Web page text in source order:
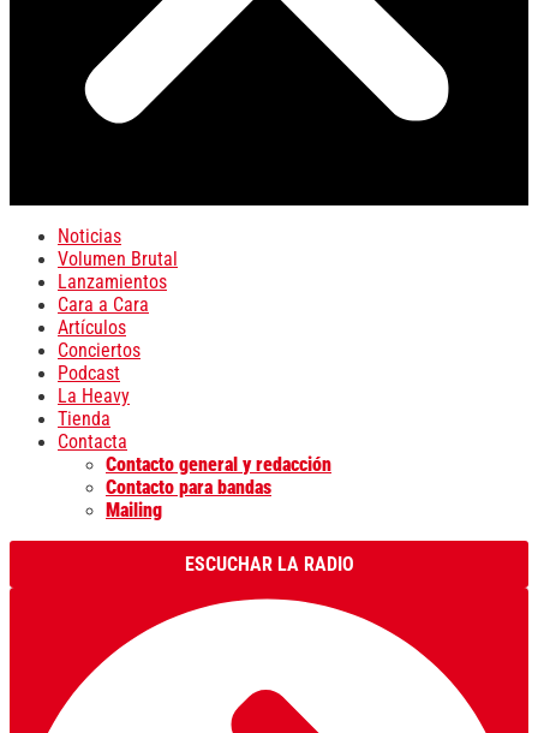
Noticias
Volumen Brutal
Lanzamientos
Cara a Cara
Artículos
Conciertos
Podcast
La Heavy
Tienda
Contacta
Contacto general y redacción
Contacto para bandas
Mailing
ESCUCHAR LA RADIO